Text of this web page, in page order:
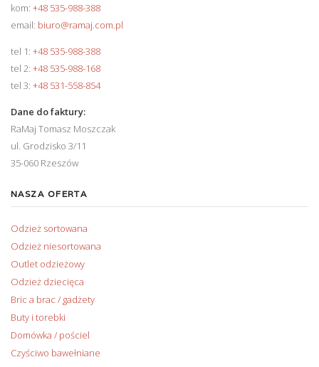
kom: +48 535-988-388
email: biuro@ramaj.com.pl
tel 1: +48 535-988-388
tel 2: +48 535-988-168
tel 3: +48 531-558-854
Dane do faktury:
RaMaj Tomasz Moszczak
ul. Grodzisko 3/11
35-060 Rzeszów
NASZA OFERTA
Odzież sortowana
Odzież niesortowana
Outlet odzieżowy
Odzież dziecięca
Bric a brac / gadżety
Buty i torebki
Domówka / pościel
Czyściwo bawełniane